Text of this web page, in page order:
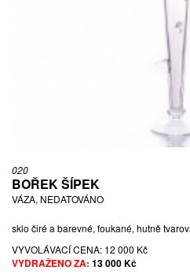
020
BOŘEK ŠÍPEK
VÁZA, NEDATOVÁNO
sklo čiré a barevné, foukané, hutně
VYVOLÁVACÍ CENA: 12 000 Kč
VYDRAŽENO ZA: 13 000 Kč